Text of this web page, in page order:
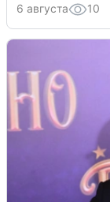
6 августа 10